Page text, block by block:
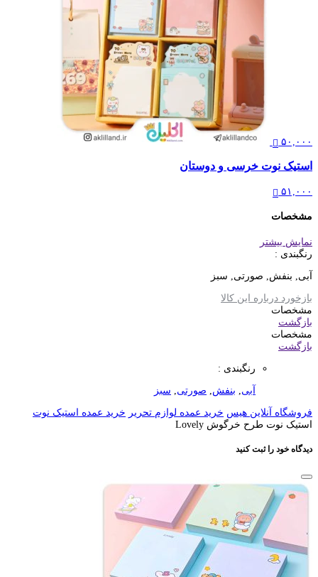
۵۰,۰۰۰
استیک نوت خرسی و دوستان
۵۱,۰۰۰
مشخصات
نمایش بیشتر
رنگبندی :
آبی, بنفش, صورتی, سبز
بازخورد درباره این کالا
مشخصات
بازگشت
مشخصات
بازگشت
رنگبندی :
آبی بنفش صورتی سبز
فروشگاه آنلاین هیس خرید عمده لوازم تحریر خرید عمده استیک نوت
استیک نوت طرح خرگوش Lovely
دیدگاه خود را ثبت کنید